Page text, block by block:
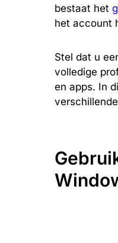
bestaat het
het account
Stel dat u
volledige
en apps. In